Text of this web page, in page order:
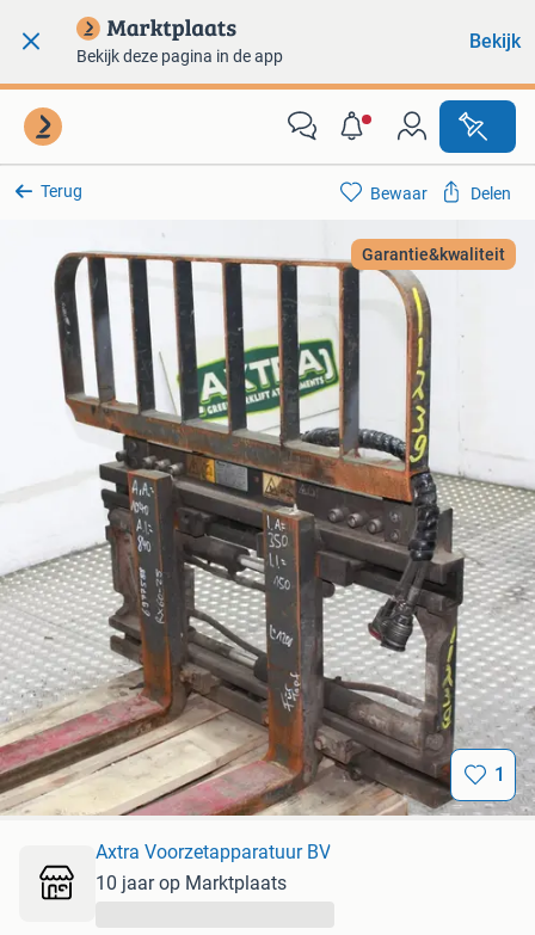
Bekijk deze pagina in de app
Bekijk
Terug
Garantie&kwaliteit
1
Bewaar Delen
Axtra Voorzetapparatuur BV
10 jaar op Marktplaats